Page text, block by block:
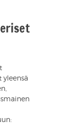
yleensä